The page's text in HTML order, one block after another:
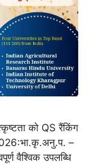
को QS रैंकिंग
–
वैश्विक उपलब्धि